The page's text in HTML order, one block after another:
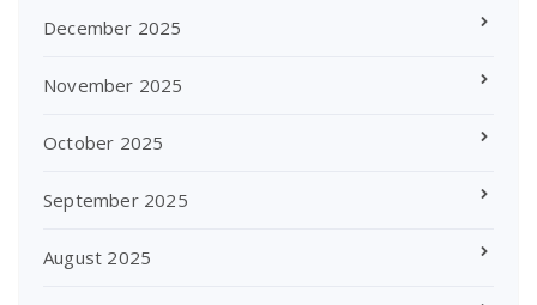
December 2025
November 2025
October 2025
September 2025
August 2025